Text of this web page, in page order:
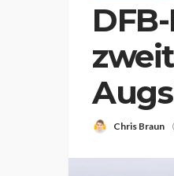
Chris Braun